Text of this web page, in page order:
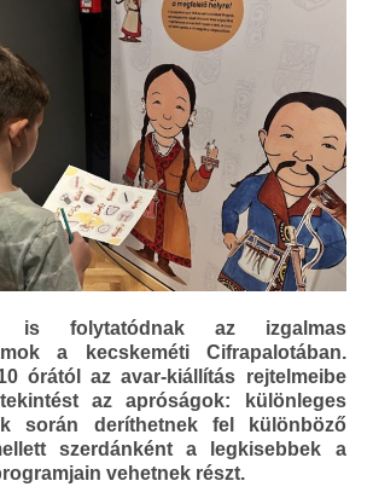
is folytatódnak az izgalmas
a kecskeméti Cifrapalotában.
órától az avar-kiállítás rejtelmeibe
az apróságok: különleges
során deríthetnek fel különböző
szerdánként a legkisebbek a
vehetnek részt.